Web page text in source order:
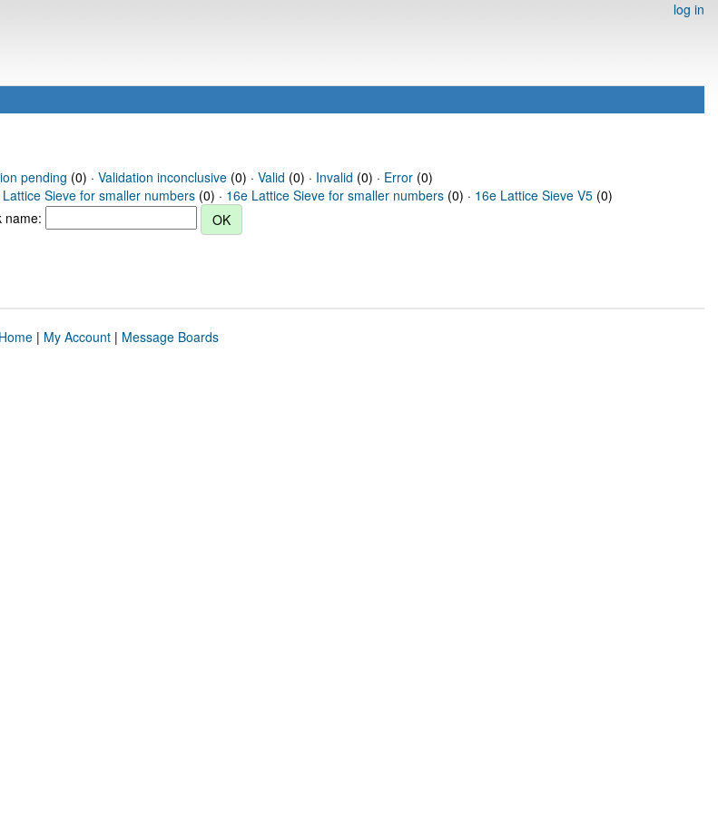
log in
pending (0) · Validation inconclusive(0) · Valid (0) · Invalid (0) · Error(0)
Lattice Sieve for smaller numbers (0) · 16e Lattice Sieve for smaller numbers (0) · 16e Lattice Sieve V5 (0)
name:
Home| My Account| Message Boards